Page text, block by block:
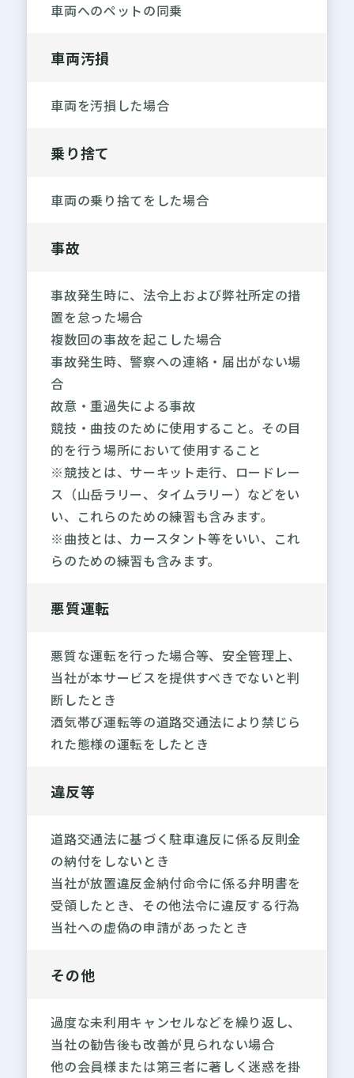
車両へのペットの同乗
車両汚損
車両を汚損した場合
乗り捨て
車両の乗り捨てをした場合
事故
事故発生時に、法令上および弊社所定の措
置を怠った場合
複数回の事故を起こした場合
事故発生時、警察への連絡・届出がない場
合
故意・重過失による事故
競技・曲技のために使用すること。その目
的を行う場所において使用すること
※競技とは、サーキット走行、ロードレー
ス（山岳ラリー、タイムラリー）などをい
い、これらのための練習も含みます。
※曲技とは、カースタント等をいい、これ
らのための練習も含みます。
悪質運転
悪質な運転を行った場合等、安全管理上、
当社が本サービスを提供すべきでないと判
断したとき
酒気帯び運転等の道路交通法により禁じら
れた態様の運転をしたとき
違反等
道路交通法に基づく駐車違反に係る反則金
の納付をしないとき
当社が放置違反金納付命令に係る弁明書を
受領したとき、その他法令に違反する行為
当社への虚偽の申請があったとき
その他
過度な未利用キャンセルなどを繰り返し、
当社の勧告後も改善が見られない場合
他の会員様または第三者に著しく迷惑を掛